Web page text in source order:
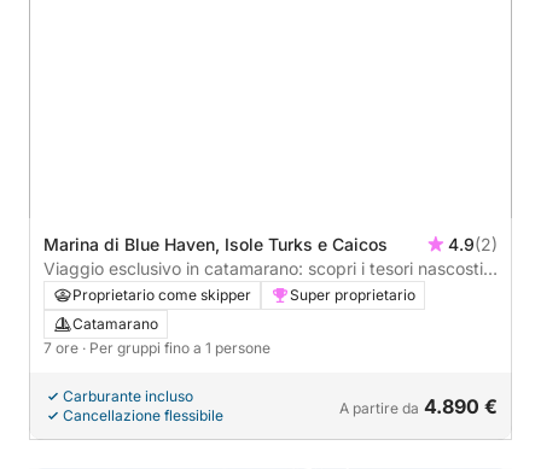
Marina di Blue Haven, Isole Turks e Caicos 4.9(2)
Viaggio esclusivo in catamarano: scopri i tesori nascosti
di Turks e Caicos
Proprietario come skipper
Super proprietario
Catamarano
7 ore · Per gruppi fino a 1 persone
Carburante incluso
Cancellazione flessibile
A partire da 4.890 €